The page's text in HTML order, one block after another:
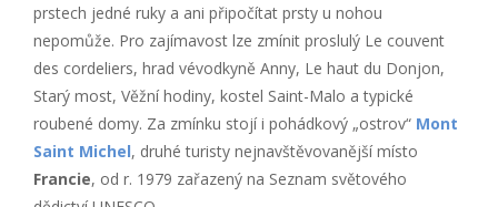
prstech jedné ruky a ani připočítat prsty u nohou
nepomůže. Pro zajímavost lze zmínit proslulý Le couvent
des cordeliers, hrad vévodkyně Anny, Le haut du Donjon,
Starý most, Věžní hodiny, kostel Saint-Malo a typické
roubené domy. Za zmínku stojí i pohádkový „ostrov“ Mont
Saint Michel, druhé turisty nejnavštěvovanější místo
Francie, od r. 1979 zařazený na Seznam světového